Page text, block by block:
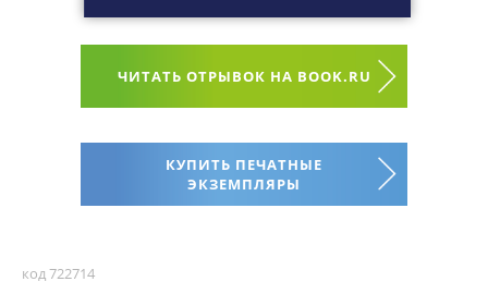
ЧИТАТЬ ОТРЫВОК НА BOOK.RU
КУПИТЬ ПЕЧАТНЫЕ
ЭКЗЕМПЛЯРЫ
код 722714